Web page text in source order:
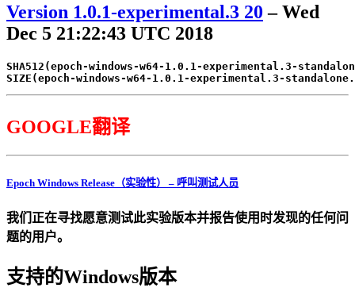
Version 1.0.1-experimental.3 20 – Wed
Dec 5 21:22:43 UTC 2018
SHA512(epoch-windows-w64-1.0 .1 -experimental .3-
SIZE (epoch-windows-w64-1.0 .1 -experimental .3-
GOOGLE翻译
Epoch Windows Release（实验性） – 呼叫测试人员
我们正在寻找愿意测试此实验版本并报告使用时发现的任何问
题的用户。
支持的Windows版本